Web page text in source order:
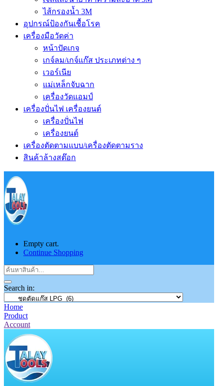
ไส้กรองน้ำ 3M
อุปกรณ์ป้องกันเชื้อโรค
เครื่องมือวัดค่า
หน้าปัดเกจ
เกจ์ลม/เกจ์แก๊ส ประเภทต่าง ๆ
เวอร์เนีย
แม่เหล็กจับฉาก
เครื่องวัดแอมป์
เครื่องปั่นไฟ เครื่องยนต์
เครื่องปั่นไฟ
เครื่องยนต์
เครื่องตัดตามแบบ/เครื่องตัดตามราง
สินค้าล้างสต๊อก
Empty cart.
Continue Shopping
Search in:
Home
Product
Account